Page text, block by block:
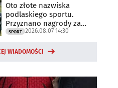
Oto złote nazwiska
podlaskiego sportu.
Przyznano nagrody za
2025 rok
SPORT 2026.08.07 14:30
WIADOMOŚCI